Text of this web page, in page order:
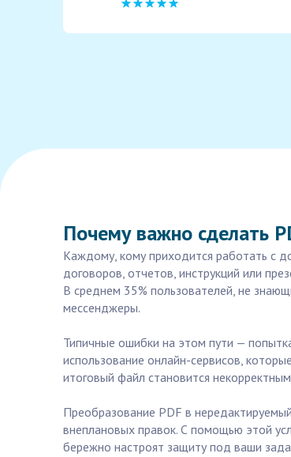
Почему важно сделать
Каждому, кому приходится работать с
договоров, отчетов, инструкций или
В среднем 35% пользователей, не
мессенджеры.
Типичные ошибки на этом пути —
использование онлайн-сервисов,
итоговый файл становится
Преобразование PDF в
внеплановых правок. С помощью этой
бережно настроят защиту под ваши